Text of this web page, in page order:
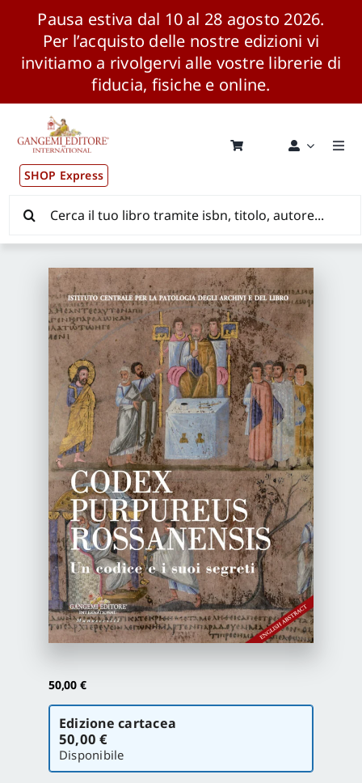
Pausa estiva dal 10 al 28 agosto 2026.
Per l’acquisto delle nostre edizioni vi
invitiamo a rivolgervi alle vostre librerie di
fiducia, fisiche e online.
contenuto
SHOP Express
Pubblicazioni
News ed Eventi
Distribuzione Wolrdwide
CONSIP / MEPA / ANVUR / CINECA
Newsletter
Autori
Proposte di pubblicazione
Gangemi Editore
Newsletter
per:
50,00 €
Scegli
versione
Edizione cartacea
50,00 €
Disponibile